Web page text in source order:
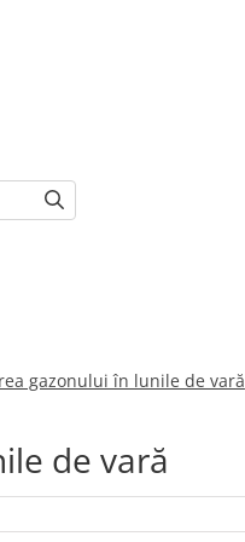
gazonului în lunile de vară
de vară